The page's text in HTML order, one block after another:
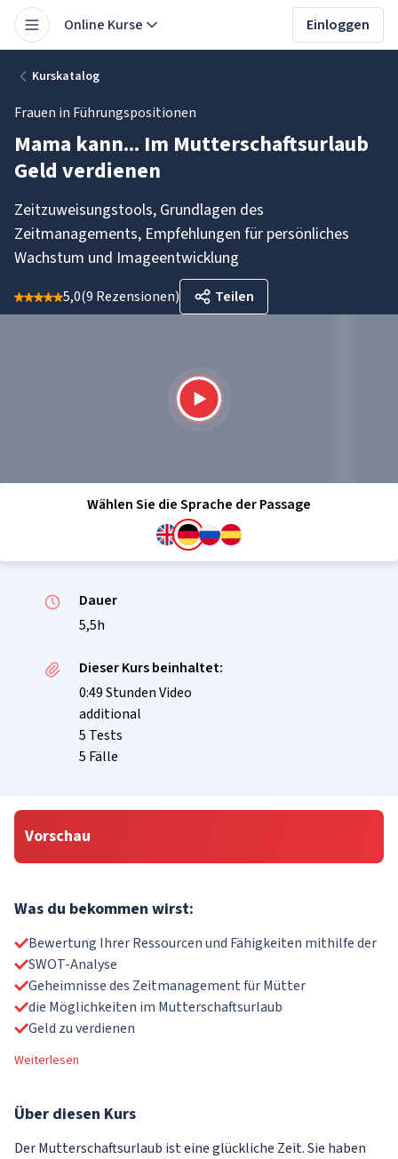
Online Kurse Einloggen
Kurskatalog
Frauen in Führungspositionen
Mama kann... Im Mutterschaftsurlaub
Geld verdienen
Zeitzuweisungstools, Grundlagen des
Zeitmanagements, Empfehlungen für persönliches
Wachstum und Imageentwicklung
5,0(9 Rezensionen) Teilen
Wählen Sie die Sprache der Passage
Dauer
5,5h
Dieser Kurs beinhaltet:
0:49 Stunden Video
additional
5 Tests
5 Fälle
Vorschau
Was du bekommen wirst:
Bewertung Ihrer Ressourcen und Fähigkeiten mithilfe der
SWOT-Analyse
Geheimnisse des Zeitmanagement für Mütter
die Möglichkeiten im Mutterschaftsurlaub
Geld zu verdienen
Weiterlesen
Über diesen Kurs
Der Mutterschaftsurlaub ist eine glückliche Zeit. Sie haben